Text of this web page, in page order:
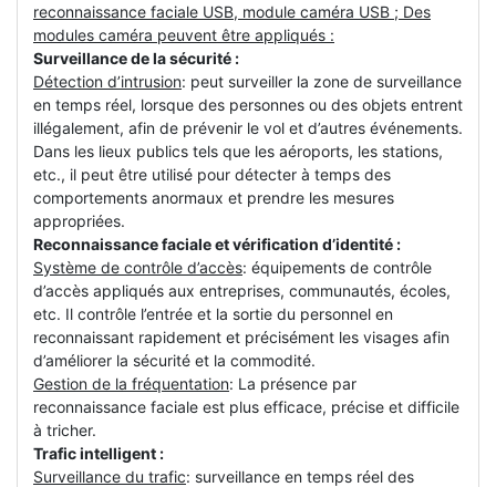
reconnaissance faciale USB, module caméra USB ; Des
modules caméra peuvent être appliqués :
Surveillance de la sécurité :
Détection d’intrusion: peut surveiller la zone de surveillance
en temps réel, lorsque des personnes ou des objets entrent
illégalement, afin de prévenir le vol et d’autres événements.
Dans les lieux publics tels que les aéroports, les stations,
etc., il peut être utilisé pour détecter à temps des
comportements anormaux et prendre les mesures
appropriées.
Reconnaissance faciale et vérification d’identité :
Système de contrôle d’accès: équipements de contrôle
d’accès appliqués aux entreprises, communautés, écoles,
etc. Il contrôle l’entrée et la sortie du personnel en
reconnaissant rapidement et précisément les visages afin
d’améliorer la sécurité et la commodité.
Gestion de la fréquentation: La présence par
reconnaissance faciale est plus efficace, précise et difficile
à tricher.
Trafic intelligent :
Surveillance du trafic: surveillance en temps réel des